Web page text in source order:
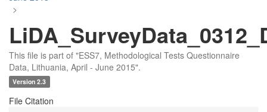
>
This file is part of "ESS7, Methodological Tests Questionnaire
Data, Lithuania, April - June 2015".
Version 2.3
File Citation